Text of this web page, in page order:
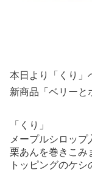
本日より「くり」
新商品「ベリー
「くり」
メープルシロップ
栗あんを巻きこみ
トッピングのケシ